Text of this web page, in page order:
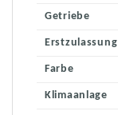
Getriebe
Erstzulassung
Farbe
Klimaanlage